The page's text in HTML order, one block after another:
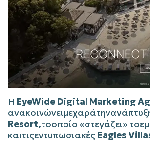
Η EyeWide Digital Marketing
ανακοινώνειμεχαράτην
Resort,τοοποίο «στεγάζει» το
καιτιςεντυπωσιακές Eagles